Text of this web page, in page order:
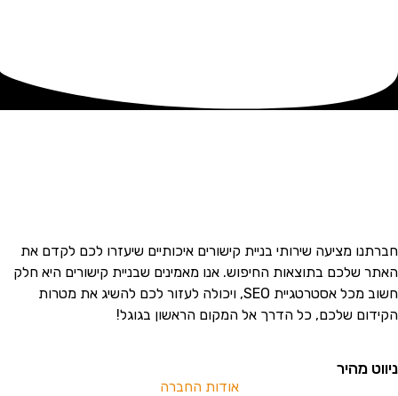
חברתנו מציעה שירותי בניית קישורים איכותיים שיעזרו לכם לקדם את
האתר שלכם בתוצאות החיפוש. אנו מאמינים שבניית קישורים היא חלק
חשוב מכל אסטרטגיית SEO, ויכולה לעזור לכם להשיג את מטרות
הקידום שלכם, כל הדרך אל המקום הראשון בגוגל!
ניווט מהיר
אודות החברה